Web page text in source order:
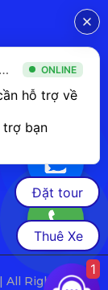
| All Rights
Du Lịch Văn Hóa Sài Gòn ONLINE
hỗ trợ về
trợ bạn
Đặt tour
Thuê Xe
1